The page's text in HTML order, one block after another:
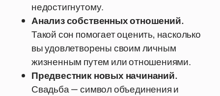
недостигнутому.
Анализ собственных отношений.
Такой сон помогает оценить, насколько
вы удовлетворены своим личным
жизненным путем или отношениями.
Предвестник новых начинаний.
Свадьба — символ объединения и